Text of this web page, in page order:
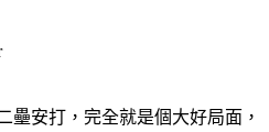
壘安打，完全就是個大好局面，